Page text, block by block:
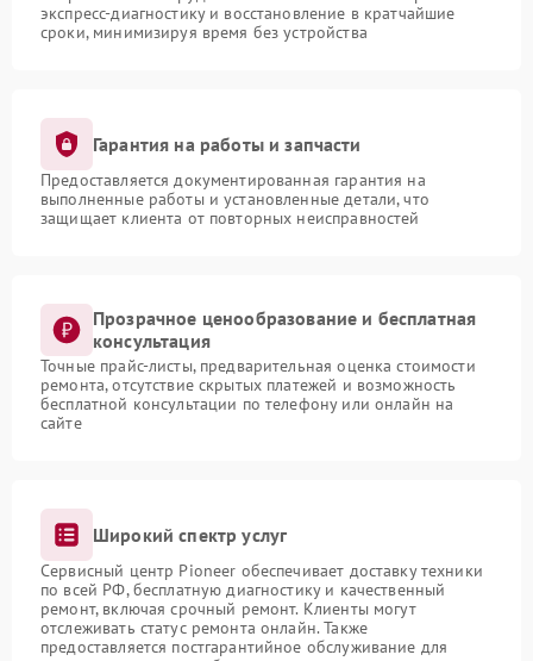
экспресс-диагностику и восстановление в кратчайшие
сроки, минимизируя время без устройства
Гарантия на работы и запчасти
Предоставляется документированная гарантия на
выполненные работы и установленные детали, что
защищает клиента от повторных неисправностей
Прозрачное ценообразование и бесплатная
консультация
Точные прайс-листы, предварительная оценка стоимости
ремонта, отсутствие скрытых платежей и возможность
бесплатной консультации по телефону или онлайн на
сайте
Широкий спектр услуг
Сервисный центр Pioneer обеспечивает доставку техники
по всей РФ, бесплатную диагностику и качественный
ремонт, включая срочный ремонт. Клиенты могут
отслеживать статус ремонта онлайн. Также
предоставляется постгарантийное обслуживание для